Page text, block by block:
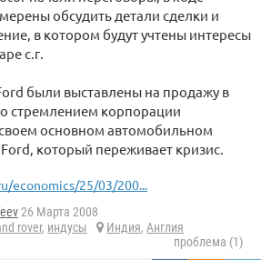
обсудить детали сделки и
в котором будут учтены интересы
с.г.
были выставлены на продажу в
стремлением корпорации
основном автомобильном
который переживает кризис.
economics/25/03/200...
26 Марта 2008
rover, индусы Индия, Англия
проблема (1)